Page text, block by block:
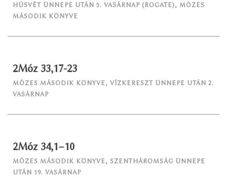
HÚSVÉT ÜNNEPE UTÁN 5. VASÁRNAP (ROGATE), MÓZES
MÁSODIK KÖNYVE
2Móz 33,17-23
MÓZES MÁSODIK KÖNYVE, VÍZKERESZT ÜNNEPE UTÁN 2.
VASÁRNAP
2Móz 34,1–10
MÓZES MÁSODIK KÖNYVE, SZENTHÁROMSÁG ÜNNEPE
UTÁN 19. VASÁRNAP